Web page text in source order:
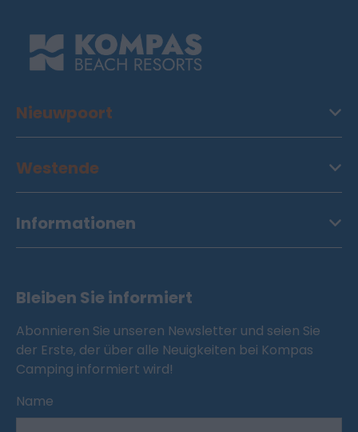
Nieuwpoort
Westende
Informationen
Bleiben Sie informiert
Abonnieren Sie unseren Newsletter und seien Sie
der Erste, der über alle Neuigkeiten bei Kompas
Camping informiert wird!
Name